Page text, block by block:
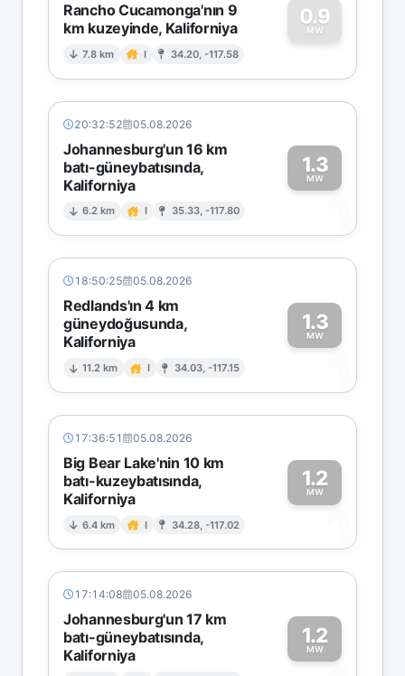
Rancho Cucamonga'nın 9
km kuzeyinde, Kaliforniya
7.8 km I 34.20, -117.58
0.9
MW
0
20:32:52 05.08.2026
Johannesburg'un 16 km
batı-güneybatısında,
Kaliforniya
6.2 km I 35.33, -117.80
1.3
MW
1
18:50:25 05.08.2026
Redlands'ın 4 km
güneydoğusunda,
Kaliforniya
11.2 km I 34.03, -117.15
1.3
MW
1
17:36:51 05.08.2026
Big Bear Lake'nin 10 km
batı-kuzeybatısında,
Kaliforniya
6.4 km I 34.28, -117.02
1.2
MW
1
17:14:08 05.08.2026
Johannesburg'un 17 km
batı-güneybatısında,
Kaliforniya
1.2
MW